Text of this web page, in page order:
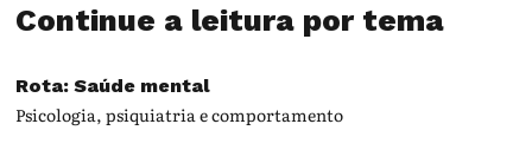
Continue a leitura por tema
Rota: Saúde mental
Psicologia, psiquiatria e comportamento